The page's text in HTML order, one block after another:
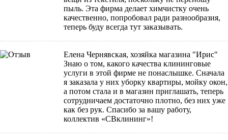
пыль. Эта фирма делает химчистку очень
качественно, попробовал ради разнообразия,
теперь буду всегда тут заказывать.
Елена Чернявская, хозяйка магазина "Ирис"
Знаю о том, какого качества клининговые
услуги в этой фирме не понаслышке. Сначала
я заказала у них уборку квартиры, мойку окон,
а потом стала и в магазин приглашать, теперь
сотрудничаем достаточно плотно, без них уже
как без рук. Спасибо за вашу работу,
коллектив «СВклининг»!